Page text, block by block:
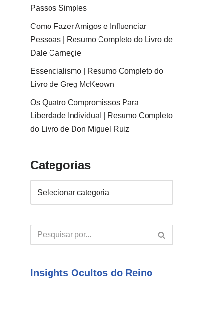
Passos Simples
Como Fazer Amigos e Influenciar
Pessoas | Resumo Completo do Livro de
Dale Carnegie
Essencialismo | Resumo Completo do
Livro de Greg McKeown
Os Quatro Compromissos Para
Liberdade Individual | Resumo Completo
do Livro de Don Miguel Ruiz
Categorias
Insights Ocultos do Reino